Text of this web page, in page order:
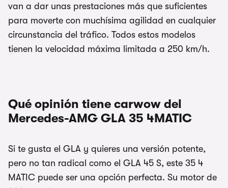
van a dar unas prestaciones más que suficientes
para moverte con muchísima agilidad en cualquier
circunstancia del tráfico. Todos estos modelos
tienen la velocidad máxima limitada a 250 km/h.
Qué opinión tiene carwow del
Mercedes-AMG GLA 35 4MATIC
Si te gusta el GLA y quieres una versión potente,
pero no tan radical como el GLA 45 S, este 35 4
MATIC puede ser una opción perfecta. Su motor de